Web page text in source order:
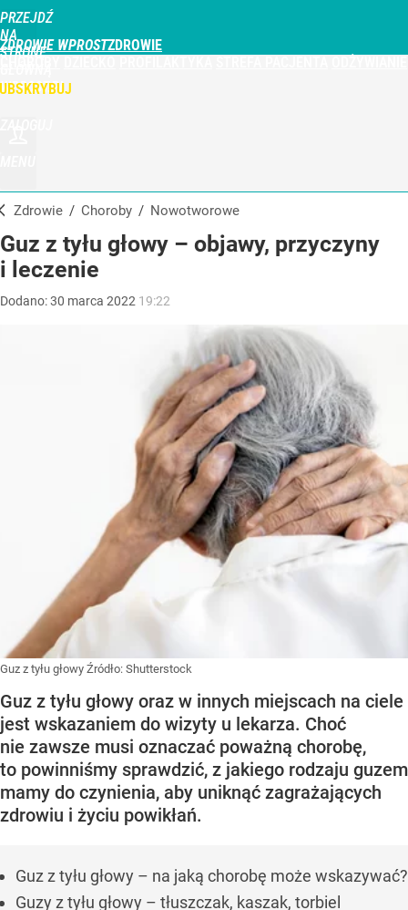
PRZEJDŹ
NA
STRONĘ
WPROST.PL
ZDROWIE WPROST
Zdrowie / Choroby / nowotworowe
Guz z tyłu głowy – objawy, przyczyny
i leczenie
Dodano:30 marca 2022 19:22
Guz z tyłu głowy Źródło: Shutterstock
Guz z tyłu głowy oraz w innych miejscach na ciele
jest wskazaniem do wizyty u lekarza. Choć
nie zawsze musi oznaczać poważną chorobę,
to powinniśmy sprawdzić, z jakiego rodzaju guzem
mamy do czynienia, aby uniknąć zagrażających
zdrowiu i życiu powikłań.
Guz z tyłu głowy – na jaką chorobę może wskazywać?
Guzy z tyłu głowy – tłuszczak, kaszak, torbiel